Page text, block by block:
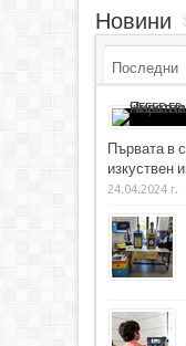
Новини
Последни
Първата в
изкуствен
24.04.2024 г.